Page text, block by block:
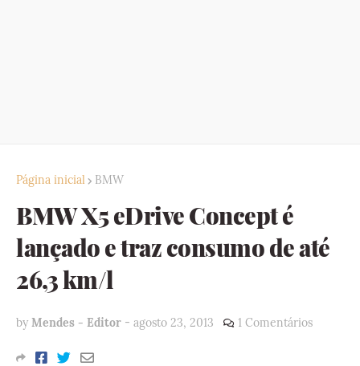
Página inicial BMW
BMW X5 eDrive Concept é
lançado e traz consumo de até
26,3 km/l
by Mendes - Editor - agosto 23, 2013 1 Comentários